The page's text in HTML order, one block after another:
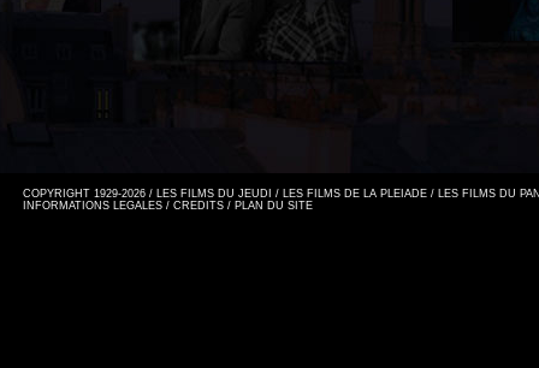
COPYRIGHT 1929-2026 / LES FILMS DU JEUDI / LES FILMS DE LA PLEIADE / LES FILMS DU
INFORMATIONS LEGALES / CREDITS / PLAN DU SITE